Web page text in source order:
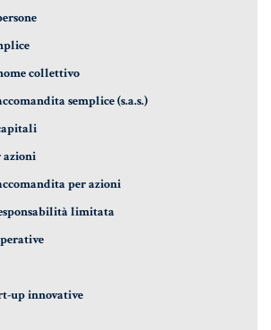
collettivo
semplice (s.a.s.)
azioni
per azioni
limitata
up innovative